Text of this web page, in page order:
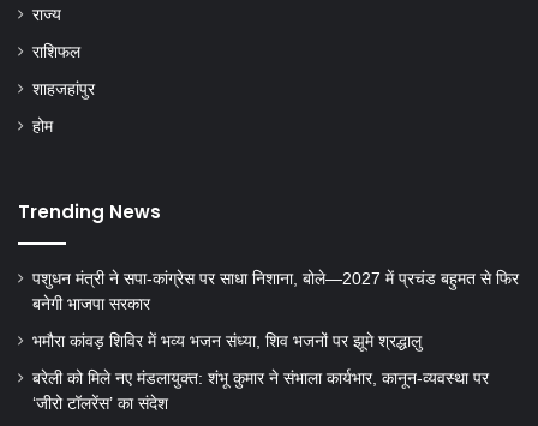
राज्य
राशिफल
शाहजहांपुर
होम
Trending News
पशुधन मंत्री ने सपा-कांग्रेस पर साधा निशाना, बोले—2027 में प्रचंड बहुमत से फिर
बनेगी भाजपा सरकार
भमौरा कांवड़ शिविर में भव्य भजन संध्या, शिव भजनों पर झूमे श्रद्धालु
बरेली को मिले नए मंडलायुक्त: शंभू कुमार ने संभाला कार्यभार, कानून-व्यवस्था पर
‘जीरो टॉलरेंस’ का संदेश